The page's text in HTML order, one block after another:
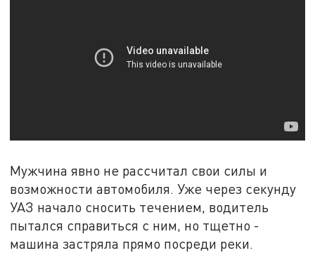
Мужчина явно не рассчитал свои силы и
возможности автомобиля. Уже через секунду
УАЗ начало сносить течением, водитель
пытался справиться с ним, но тщетно -
машина застряла прямо посреди реки.